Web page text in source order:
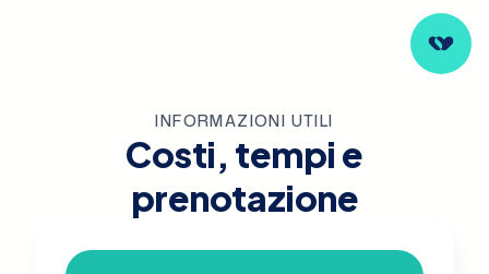
INFORMAZIONI UTILI
Costi, tempi e
prenotazione